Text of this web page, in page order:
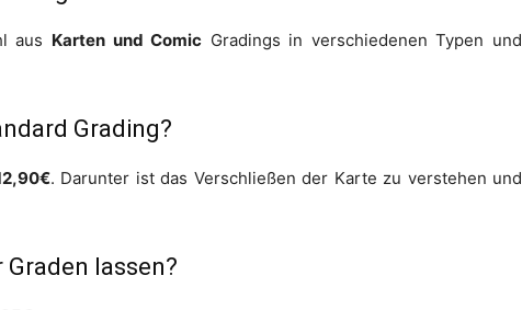
aus Karten und Comic Gradings in verschiedenen Typen und
Grading?
. Darunter ist das Verschließen der Karte zu verstehen und
lassen?